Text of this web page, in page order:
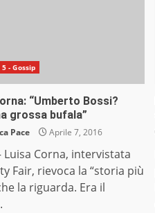
- Gossip
“Umberto Bossi?
grossa bufala”
Pace Aprile 7, 2016
Luisa Corna, intervistata
Fair, rievoca la “storia più
la riguarda. Era il